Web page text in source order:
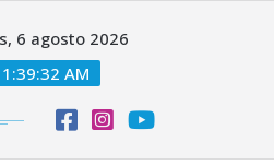
6 agosto 2026
AM